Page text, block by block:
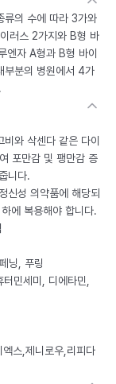
류의 수에 따라 3가와
러스 2가지와 B형 바
엔자 A형과 B형 바이
부분의 병원에서 4가
와 삭센다 같은 다이
포만감 및 팽만감 증
니다.
신성 의약품에 해당되
에 복용해야 합니다.
닝, 푸링
민세미, 디에타민,
스,제니로우,리피다